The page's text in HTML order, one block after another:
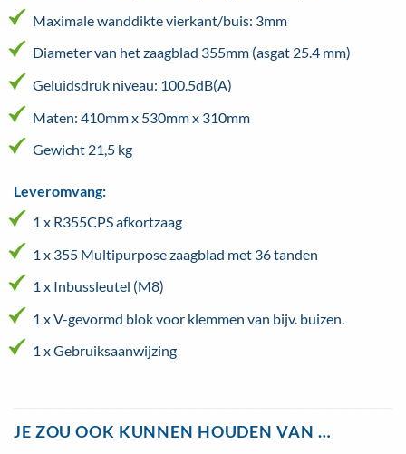
Maximale wanddikte vierkant/buis: 3mm
Diameter van het zaagblad 355mm (asgat 25.4 mm)
Geluidsdruk niveau: 100.5dB(A)
Maten: 410mm x 530mm x 310mm
Gewicht 21,5 kg
Leveromvang:
1 x R355CPS afkortzaag
1 x 355 Multipurpose zaagblad met 36 tanden
1 x Inbussleutel (M8)
1 x V-gevormd blok voor klemmen van bijv. buizen.
1 x Gebruiksaanwijzing
JE ZOU OOK KUNNEN HOUDEN VAN …